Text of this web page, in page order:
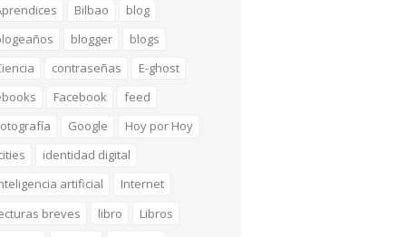
Bilbao
blog
blogger
blogs
contraseñas
E-ghost
Facebook
feed
Google
Hoy por Hoy
identidad digital
artificial
Internet
breves
libro
Libros